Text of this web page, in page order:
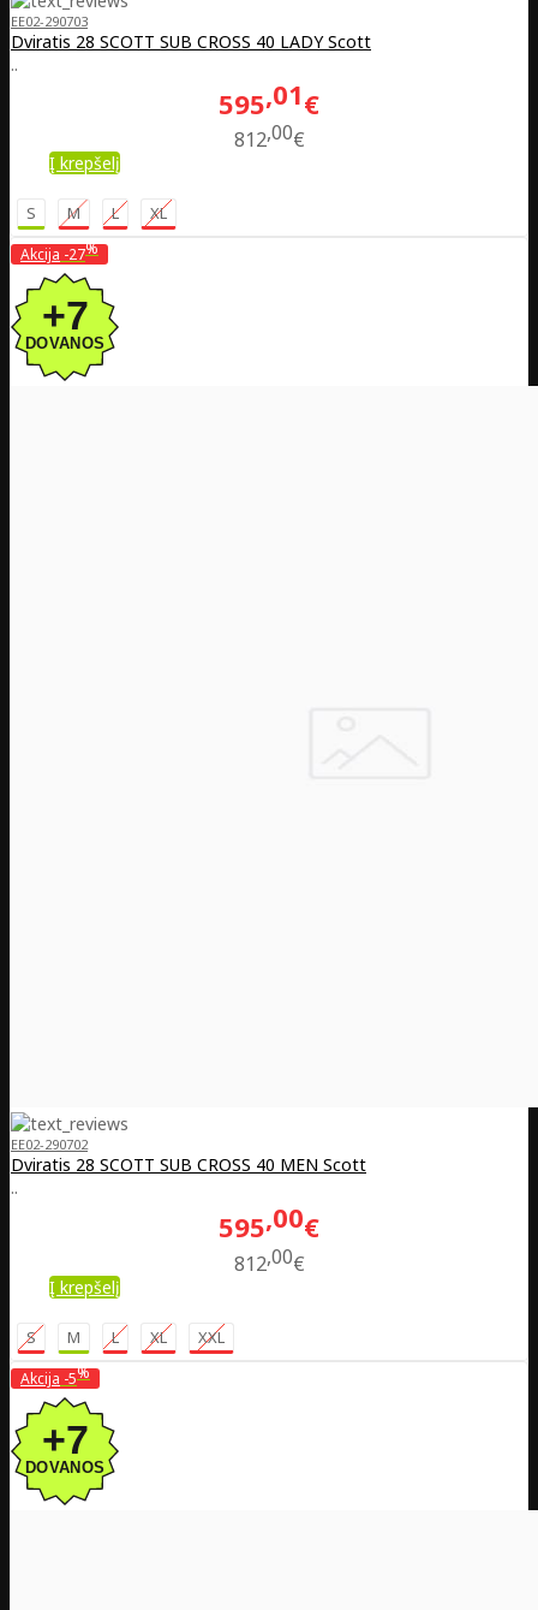
EE02-290703
Dviratis 28 SCOTT SUB CROSS 40 LADY Scott
..
595 01€
812 00€
Į krepšelį
S M L XL
Akcija -27%
EE02-290702
Dviratis 28 SCOTT SUB CROSS 40 MEN Scott
..
595 00€
812 00€
Į krepšelį
S M L XL XXL
Akcija -5%